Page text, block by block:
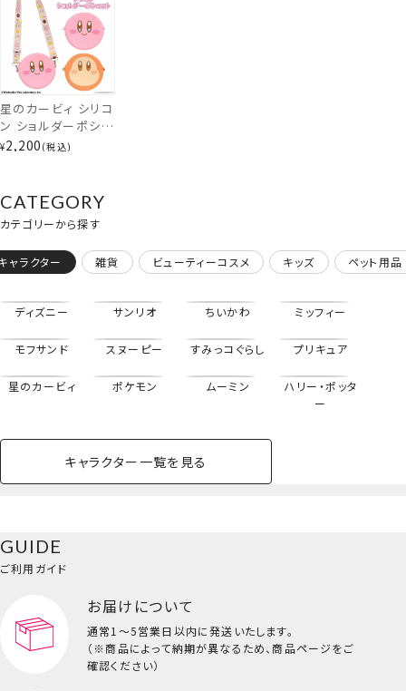
星のカービィ＜カービィ＞
星のカービィ シリコ
ン ショルダーポシェ
ット ＜ カービィ /
堂 SHOBIDO
¥2,200 税込
CATEGORY
カテゴリーから探す
ャラクター 雑貨 ビューティーコスメ キッズ ペット用品
ディズニー サンリオ ちいかわ ミッフィー
モフサンド スヌーピー すみっコぐらし プリキュア
星のカービィ ポケモン ムーミン
ハリー・ポッタ
ー
キャラクター一覧を見る
イクアップ
ビューティーコスメ一覧を見る
バッグ・タオル・
小物
キッズ一覧を見る
GUIDE
ご利用ガイド
お届けについて
通常1～5営業日以内に発送いたします。
（※商品によって納期が異なるため、商品ページをご
確認ください）